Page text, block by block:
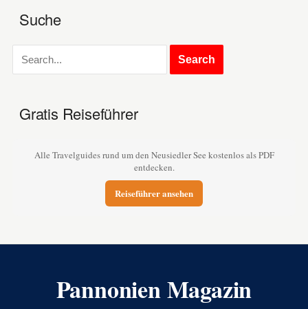
Suche
Gratis Reiseführer
Alle Travelguides rund um den Neusiedler See kostenlos als PDF
entdecken.
Reiseführer ansehen
Pannonien Magazin